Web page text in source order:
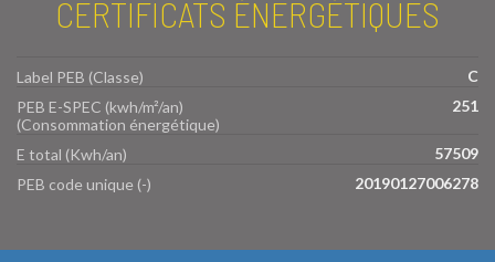
CERTIFICATS ÉNERGÉTIQUES
Label PEB (Classe)
C
PEB E-SPEC (kwh/m²/an)
(Consommation énergétique)
251
E total (Kwh/an)
57509
PEB code unique (-)
20190127006278